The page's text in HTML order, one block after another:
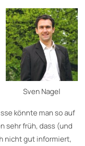
Sven Nagel
könnte man so auf
sehr früh, dass (und
nicht gut informiert,